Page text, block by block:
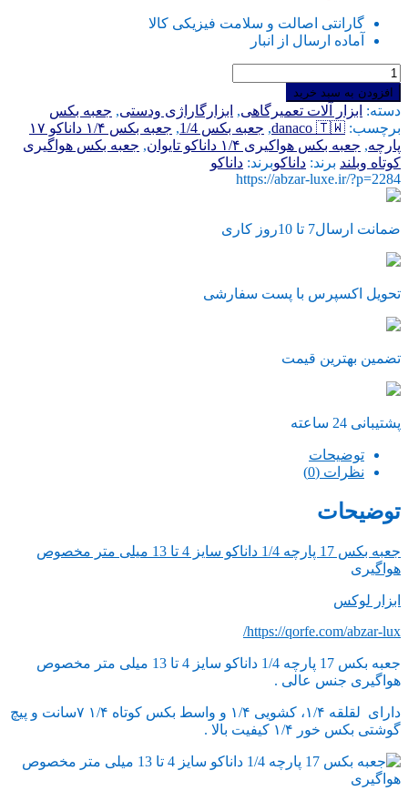
گارانتی اصالت و سلامت فیزیکی کالا
آماده ارسال از انبار
جعبه
بکس
17
1/4
داناکو
سایز
4
تا
13
متر
هواگیری
افزودن به سبد خرید
دسته: ابزار آلات تعمیرگاهی, ابزارگاراژی ودستی, جعبه بکس
برچسب: danaco 🇹🇼
, جعبه بکس 1/4 ,
جعبه بکس ۱/۴ داناکو ۱۷
پارچه, جعبه بکس هواکیری ۱/۴ داناکو تایوان , جعبه بکس هواگیری
کوتاه وبلند برند: داناکوبرند: داناکو
https://abzar-luxe.ir/?p=2284
ضمانت ارسال7 تا 10روز کاری
تحویل اکسپرس با پست سفارشی
تضمین بهترین قیمت
پشتیبانی 24 ساعته
توضیحات
نظرات (0)
توضیحات
جعبه بکس 17 پارچه 1/4 داناکو سایز 4 تا 13 میلی متر مخصوص
هواگیری
ابزار لوکس
https://qorfe.com/abzar-lux/
جعبه بکس 17 پارچه 1/4 داناکو سایز 4 تا 13 میلی متر مخصوص
هواگیری جنس عالی .
دارای لقلقه ۱/۴، کشویی ۱/۴ و واسط بکس کوتاه ۱/۴ ۷سانت و پیچ
گوشتی بکس خور ۱/۴ کیفیت بالا .